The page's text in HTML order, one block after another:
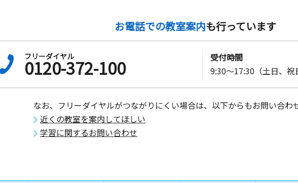
本橋大伝馬町３－９ 池田ビル２
浅草橋教室
月 火 水 木 金 土 日
浅草橋１丁目３２－２中野ビル２Ｆ
湯島教室
お電話での教室案内も行っています
フリーダイヤル
0120-372-100
受付時間
9:30～17:30（土日、祝
なお、フリーダイヤルがつながりにくい場合は、以下からもお問い合わ
近くの教室を案内してほしい
学習に関するお問い合わせ